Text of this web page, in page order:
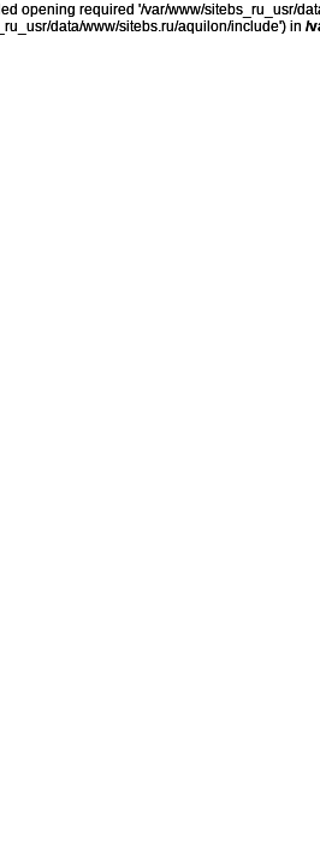
opening required '/var/www/sitebs_ru_usr/
data/www/sitebs.ru/aquilon/include') in /